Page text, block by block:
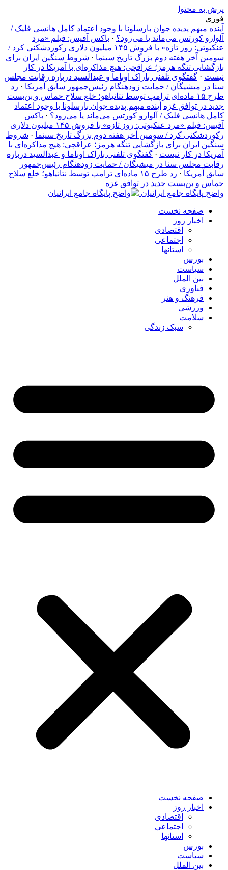
پرش به محتوا
فوری
آینده مبهم پدیده جوان بارسلونا با وجود اعتماد کامل هانسی فلیک /
آلوارو کورتس می‌ماند یا می‌رود؟ · باکس آفیس: فیلم «مرد
عنکبوتی: روز تازه» با فروش ۱۴۵ میلیون دلاری رکوردشکنی کرد /
سومین آخر هفته دوم بزرگ تاریخ سینما · شروط سنگین ایران برای
بازگشایی تنگه هرمز؛ عراقچی: هیچ مذاکره‌ای با آمریکا در کار
نیست · گفتگوی تلفنی باراک اوباما و عبدالسید درباره رقابت مجلس
سنا در میشیگان / حمایت زودهنگام رئیس‌جمهور سابق آمریکا · رد
طرح ۱۵ ماده‌ای ترامپ توسط نتانیاهو؛ خلع سلاح حماس و بن‌بست
جدید در توافق غزه آینده مبهم پدیده جوان بارسلونا با وجود اعتماد
کامل هانسی فلیک / آلوارو کورتس می‌ماند یا می‌رود؟ · باکس
آفیس: فیلم «مرد عنکبوتی: روز تازه» با فروش ۱۴۵ میلیون دلاری
رکوردشکنی کرد / سومین آخر هفته دوم بزرگ تاریخ سینما · شروط
سنگین ایران برای بازگشایی تنگه هرمز؛ عراقچی: هیچ مذاکره‌ای با
آمریکا در کار نیست · گفتگوی تلفنی باراک اوباما و عبدالسید درباره
رقابت مجلس سنا در میشیگان / حمایت زودهنگام رئیس‌جمهور
سابق آمریکا ·
رد طرح ۱۵ ماده‌ای ترامپ توسط نتانیاهو؛ خلع سلاح
حماس و بن‌بست جدید در توافق غزه
واضح پایگاه جامع ایرانیان
صفحه نخست
اخبار روز
اقتصادی
اجتماعی
استانها
بورس
سیاست
بین الملل
فناوری
فرهنگ و هنر
ورزشی
سلامت
سبک زندگی
صفحه نخست
اخبار روز
اقتصادی
اجتماعی
استانها
بورس
سیاست
بین الملل